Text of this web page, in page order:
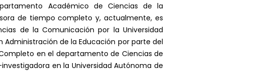
Académico de Ciencias de la
de tiempo completo y, actualmente, es
de la Comunicación por la Universidad
de la Educación por parte del
en el departamento de Ciencias de
en la Universidad Autónoma de